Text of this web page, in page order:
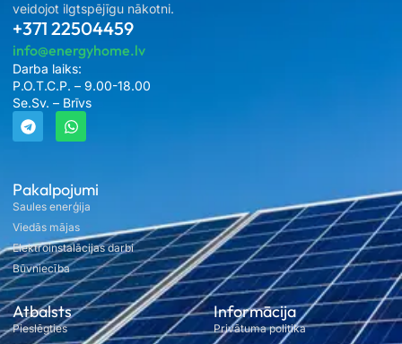
Pakalpojumi
Saules enerģija
Viedās mājas
Elektroinstalācijas darbi
Būvniecība
Atbalsts
Pieslēgties
Informācija
Privātuma politika
veidojot ilgtspējīgu nākotni.
+371 22504459
info@energyhome.lv
Darba laiks:
P.O.T.C.P. – 9.00-18.00
Se.Sv. – Brīvs